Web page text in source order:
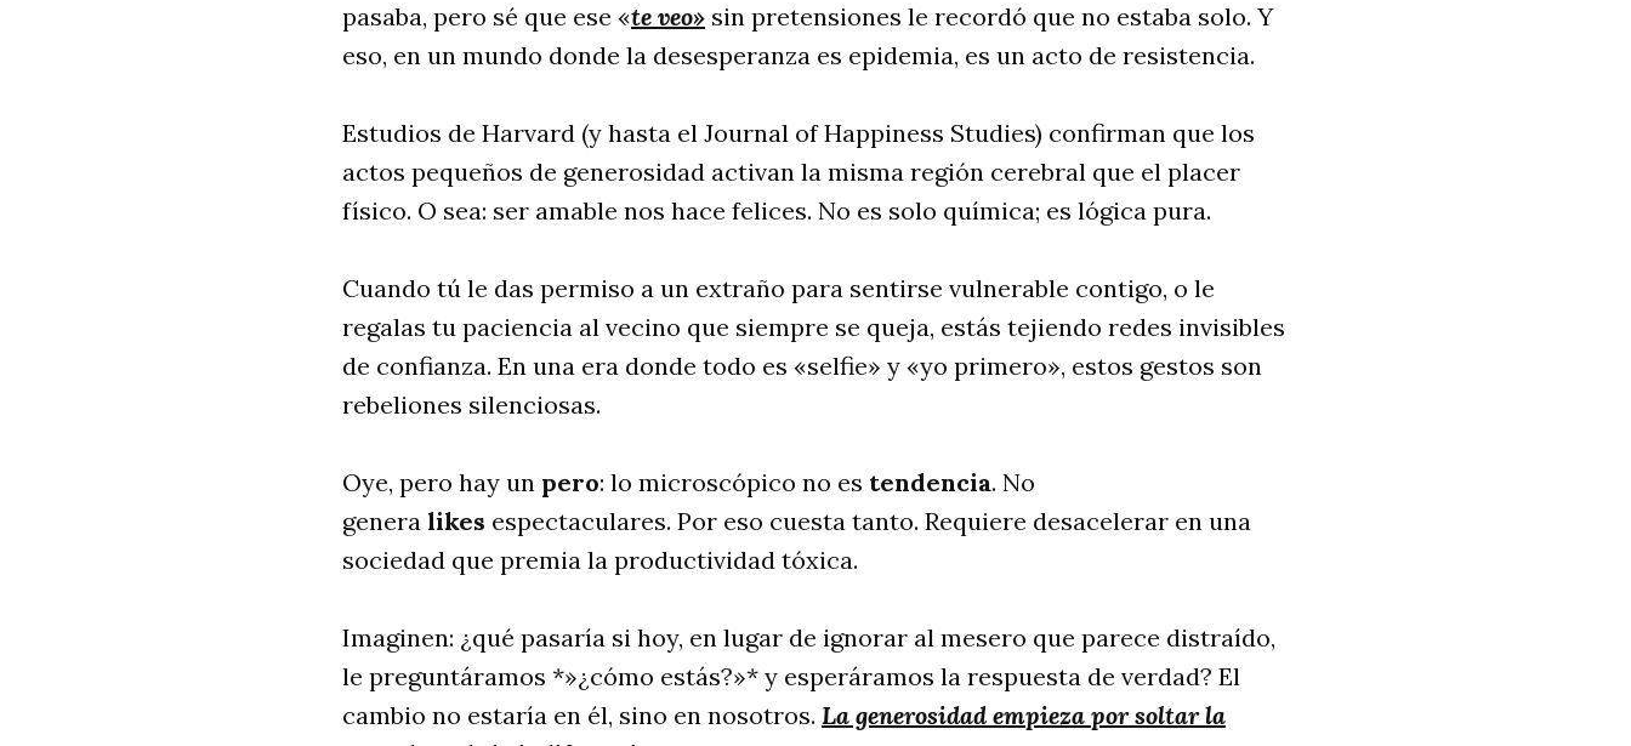
pasaba, pero sé que ese «te veo» sin pretensiones le recordó que no estaba solo. Y
eso, en un mundo donde la desesperanza es epidemia, es un acto de resistencia.
Estudios de Harvard (y hasta el Journal of Happiness Studies) confirman que los
actos pequeños de generosidad activan la misma región cerebral que el placer
físico. O sea: ser amable nos hace felices. No es solo química; es lógica pura.
Cuando tú le das permiso a un extraño para sentirse vulnerable contigo, o le
regalas tu paciencia al vecino que siempre se queja, estás tejiendo redes invisibles
de confianza. En una era donde todo es «selfie» y «yo primero», estos gestos son
rebeliones silenciosas.
Oye, pero hay un pero: lo microscópico no es tendencia. No
genera likes espectaculares. Por eso cuesta tanto. Requiere desacelerar en una
sociedad que premia la productividad tóxica.
Imaginen: ¿qué pasaría si hoy, en lugar de ignorar al mesero que parece distraído,
le preguntáramos *»¿cómo estás?»* y esperáramos la respuesta de verdad? El
cambio no estaría en él, sino en nosotros. La generosidad empieza por soltar la